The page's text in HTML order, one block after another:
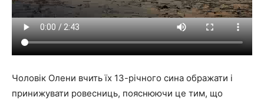
Чоловік Олени вчить їх 13-річного сина ображати і
принижувати ровесниць, пояснюючи це тим, що